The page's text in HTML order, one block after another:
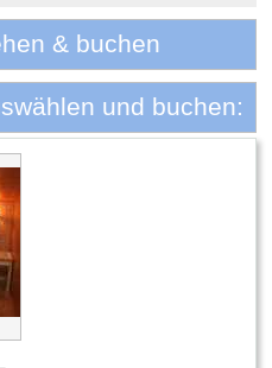
& buchen
und buchen: